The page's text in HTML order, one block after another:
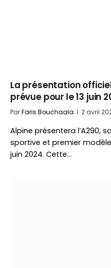
La présentation
prévue pour le 13 juin
ParFaris Bouchaala 2 avril
Alpine présentera l’A290,
sportive et premier
juin 2024. Cette…